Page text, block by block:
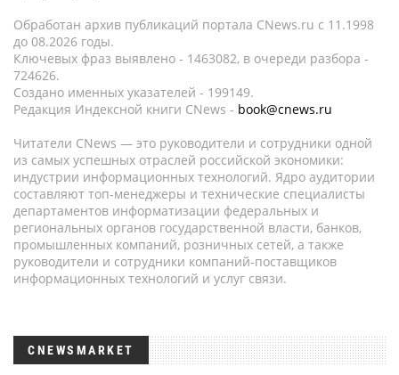
Обработан архив публикаций портала CNews.ru c 11.1998
до 08.2026 годы.
Ключевых фраз выявлено - 1463082, в очереди разбора -
724626.
Создано именных указателей - 199149.
Редакция Индексной книги CNews - book@cnews.ru
Читатели CNews — это руководители и сотрудники одной
из самых успешных отраслей российской экономики:
индустрии информационных технологий. Ядро аудитории
составляют топ-менеджеры и технические специалисты
департаментов информатизации федеральных и
региональных органов государственной власти, банков,
промышленных компаний, розничных сетей, а также
руководители и сотрудники компаний-поставщиков
информационных технологий и услуг связи.
CNEWSMARKET